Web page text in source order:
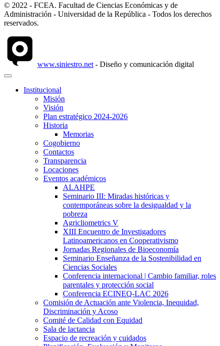
© 2022 - FCEA. Facultad de Ciencias Económicas y de
Administración - Universidad de la República - Todos los derechos
reservados.
www.siniestro.net - Diseño y comunicación digital
Institucional
Misión
Visión
Plan estratégico 2024-2026
Historia
Memorias
Cogobierno
Contactos
Transparencia
Locaciones
Eventos académicos
ALAHPE
Seminario III: Miradas históricas y
contemporáneas sobre la desigualdad y la
pobreza
Agricliometrics V
XIII Encuentro de Investigadores
Latinoamericanos en Cooperativismo
Jornadas Regionales de Bioeconomía
Seminario Enseñanza de la Sostenibilidad en
Ciencias Sociales
Conferencia internacional | Cambio familiar, roles
parentales y protección social
Conferencia ECINEQ-LAC 2026
Comisión de Actuación ante Violencia, Inequidad,
Discriminación y Acoso
Comité de Calidad con Equidad
Sala de lactancia
Espacio de recreación y cuidados